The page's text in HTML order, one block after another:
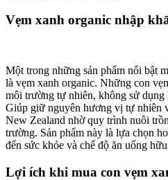
Vẹm xanh organic nhập
Một trong những sản phẩm nổi bật
là vẹm xanh organic. Những con
môi trường tự nhiên, không sử dụng
Giúp giữ nguyên hương vị tự nhiên
New Zealand nhờ quy trình nuôi
trường. Sản phẩm này là lựa chọn
đến sức khỏe và chế độ ăn uống
Lợi ích khi mua con vẹm